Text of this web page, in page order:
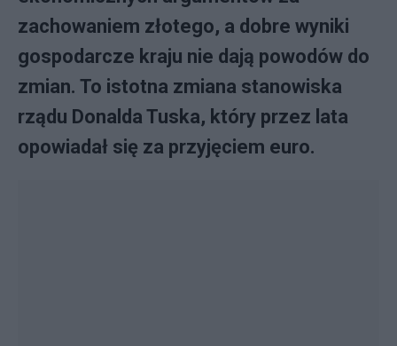
zachowaniem złotego, a dobre wyniki
gospodarcze kraju nie dają powodów do
zmian. To istotna zmiana stanowiska
rządu Donalda Tuska, który przez lata
opowiadał się za przyjęciem euro.